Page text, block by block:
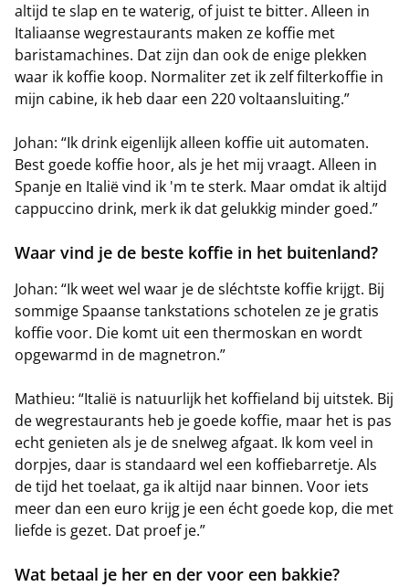
altijd te slap en te waterig, of juist te bitter. Alleen in
Italiaanse wegrestaurants maken ze koffie met
baristamachines. Dat zijn dan ook de enige plekken
waar ik koffie koop. Normaliter zet ik zelf filterkoffie in
mijn cabine, ik heb daar een 220 voltaansluiting.”
Johan: “Ik drink eigenlijk alleen koffie uit automaten.
Best goede koffie hoor, als je het mij vraagt. Alleen in
Spanje en Italië vind ik 'm te sterk. Maar omdat ik altijd
cappuccino drink, merk ik dat gelukkig minder goed.”
Waar vind je de beste koffie in het buitenland?
Johan: “Ik weet wel waar je de sléchtste koffie krijgt. Bij
sommige Spaanse tankstations schotelen ze je gratis
koffie voor. Die komt uit een thermoskan en wordt
opgewarmd in de magnetron.”
Mathieu: “Italië is natuurlijk het koffieland bij uitstek. Bij
de wegrestaurants heb je goede koffie, maar het is pas
echt genieten als je de snelweg afgaat. Ik kom veel in
dorpjes, daar is standaard wel een koffiebarretje. Als
de tijd het toelaat, ga ik altijd naar binnen. Voor iets
meer dan een euro krijg je een écht goede kop, die met
liefde is gezet. Dat proef je.”
Wat betaal je her en der voor een bakkie?